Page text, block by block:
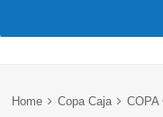
Home Copa Caja COPA